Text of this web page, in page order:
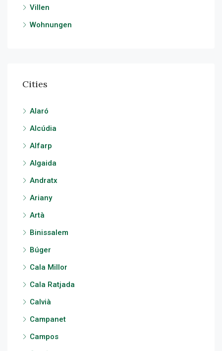
Villen
Wohnungen
Cities
Alaró
Alcúdia
Alfarp
Algaida
Andratx
Ariany
Artà
Binissalem
Búger
Cala Millor
Cala Ratjada
Calvià
Campanet
Campos